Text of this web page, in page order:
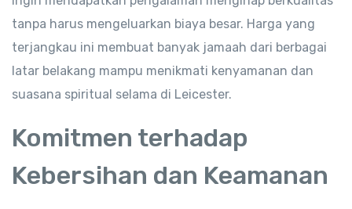
tanpa harus mengeluarkan biaya besar. Harga yang
terjangkau ini membuat banyak jamaah dari berbagai
latar belakang mampu menikmati kenyamanan dan
suasana spiritual selama di Leicester.
Komitmen terhadap
Kebersihan dan Keamanan